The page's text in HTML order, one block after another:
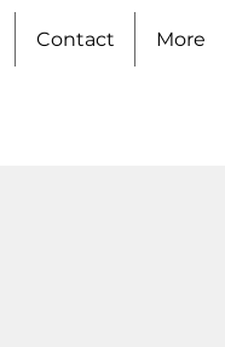
Contact More